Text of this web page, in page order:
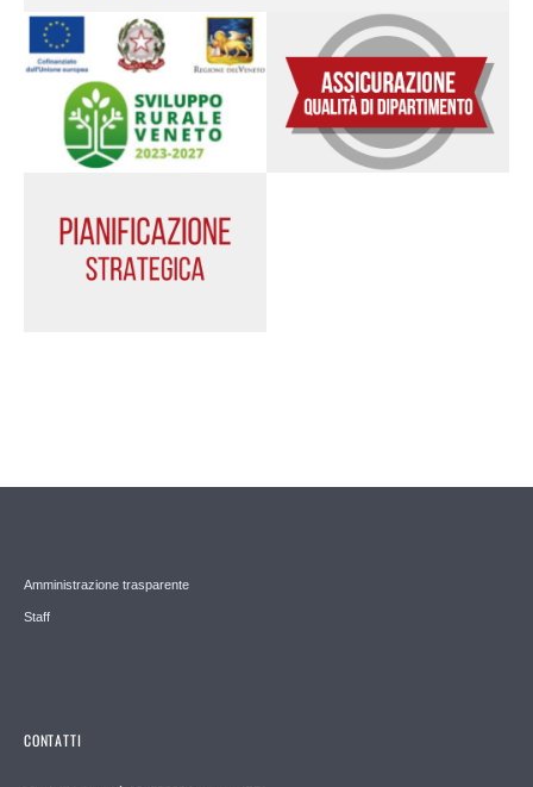
Amministrazione trasparente
Staff
CONTATTI